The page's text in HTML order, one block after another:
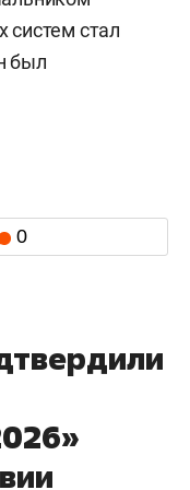
систем стал
был
0